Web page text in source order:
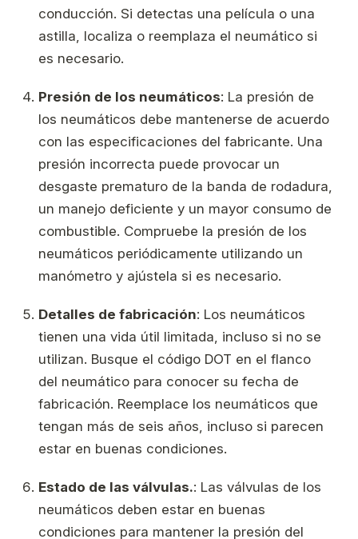
conducción. Si detectas una película o una
astilla, localiza o reemplaza el neumático si
es necesario.
Presión de los neumáticos: La presión de
los neumáticos debe mantenerse de acuerdo
con las especificaciones del fabricante. Una
presión incorrecta puede provocar un
desgaste prematuro de la banda de rodadura,
un manejo deficiente y un mayor consumo de
combustible. Compruebe la presión de los
neumáticos periódicamente utilizando un
manómetro y ajústela si es necesario.
Detalles de fabricación: Los neumáticos
tienen una vida útil limitada, incluso si no se
utilizan. Busque el código DOT en el flanco
del neumático para conocer su fecha de
fabricación. Reemplace los neumáticos que
tengan más de seis años, incluso si parecen
estar en buenas condiciones.
Estado de las válvulas.: Las válvulas de los
neumáticos deben estar en buenas
condiciones para mantener la presión del